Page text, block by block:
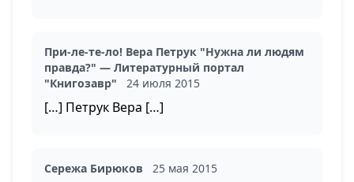
При-ле-те-ло! Вера Петрук "Нужна ли людям
правда?" — Литературный портал
"Книгозавр"
24 июля 2015
[…] Петрук Вера […]
Сережа Бирюков 25 мая 2015